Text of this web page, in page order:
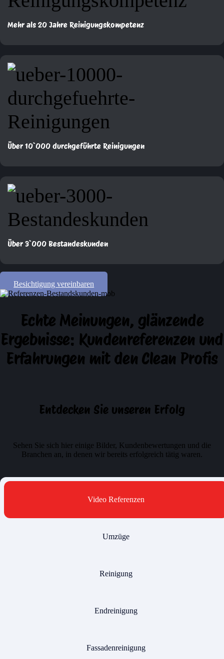
Mehr als 20 Jahre Reinigungskompetenz
Über 10`000 durchgeführte Reinigungen
Über 3`000 Bestandeskunden
Besichtigung vereinbaren
Echte Meinungen, glänzende
Ergebnisse: Kundenreferenzen und
Erfahrungen mit den Clean Profis
Entdecken Sie unseren Erfolg
Sehen Sie sich hier einige Bilder, Kundenbewertungen und die
Branchen an, in denen wir bereits erfolgreich tätig waren.
Video Referenzen
Umzüge
Reinigung
Endreinigung
Fassadenreinigung